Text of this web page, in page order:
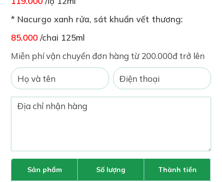
* Nacurgo xanh rửa, sát khuẩn vết thương:
85.000 /chai 125ml
Miễn phí vận chuyển đơn hàng từ 200.000đ trở lên
Sản phẩm Số lượng Thành tiền